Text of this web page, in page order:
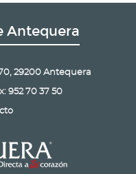
Antequera
29200 Antequera
952 70 37 50